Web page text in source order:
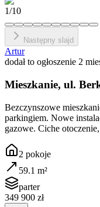
1/10
Następny slajd
Artur
dodał to ogłoszenie 2
Mieszkanie, ul.
Bezczynszowe
parkingiem. Nowe
gazowe. Ciche
2 pokoje
59.1 m²
parter
349 900 zł